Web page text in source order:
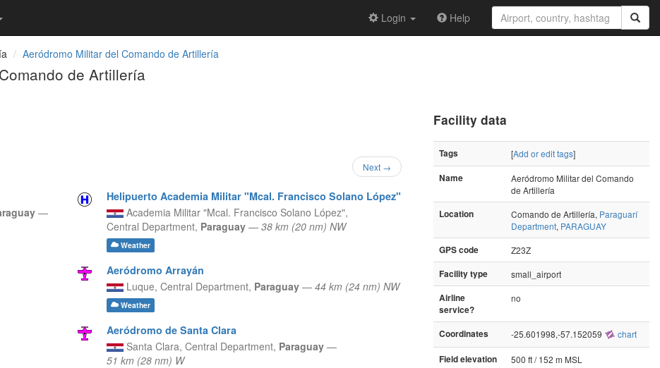
Login Help
Aeródromo Militar del Comando de Artillería
de Artillería
Next →
—
Helipuerto Academia Militar "Mcal. Francisco Solano López"
Academia Militar "Mcal. Francisco Solano López",
Central Department, Paraguay — 38 km (20 nm) NW
Weather
Aeródromo Arrayán
Luque, Central Department, Paraguay — 44 km (24 nm) NW
Weather
Aeródromo de Santa Clara
Santa Clara, Central Department, Paraguay —
51 km (28 nm) W
Facility data
Tags [Add or edit tags]
Name
Aeródromo Militar del Comando
de Artillería
Location
Comando de Artillería, Paraguarí
Department, PARAGUAY
GPS code
Z23Z
Facility type
small_airport
Airline
service?
no
Coordinates -25.601998,-57.152059 chart
Field elevation
500 ft / 152 m MSL